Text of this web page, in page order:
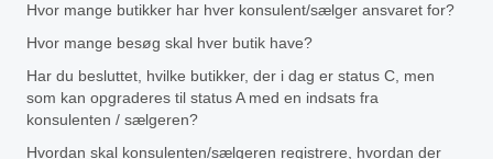
Hvor mange butikker har hver konsulent/sælger ansvaret for?
Hvor mange besøg skal hver butik have?
Har du besluttet, hvilke butikker, der i dag er status C, men
som kan opgraderes til status A med en indsats fra
konsulenten / sælgeren?
Hvordan skal konsulenten/sælgeren registrere, hvordan der